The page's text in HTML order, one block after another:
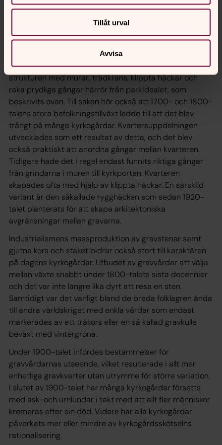
Tillåt urval
Avvisa
Linjegraven avskaffades i 1964 års gravrättslag.
1900- och 2000-talets kyrkogårdar
De kyrkogårdar vi ser idag har vanligen fått sin form
under det sena 1800-talet. Den ganska strama
strukturen med murar, trädkrans, klippta häckar och
raka prydliga gångar härrör från parkidealet, som
beskrivits ovan. Till saken hör också att 1700- och 1800-
talens stora befolkningstillväxt ledde till att det blev
trångt på många kyrkogårdar. Kvartersuppdelningen
utvecklades som ett resultat av detta, och det blev
också praktiskt att anordna gångar mellan kvarteren.
Tidigare hade det i regel endast funnits riktiga gångar
från grindarna i muren till kyrkporten. Kvarteren
skapades ofta med hjälp av klippta häckar. En särskild
variant är den såkallade rygghäcken som sedan 1920-
talet planterats för att skapa arkitektoniska
avgränsningar mellan gravarna.
Industrialismens massproduktion av gravstenar samt
gjutna kors och staket bidrar också stort till karaktären
på dagens kyrkogårdar. Utbudet av gravvårdar att välja
mellan växte snabbt under 1800-talets sista decennier
och det var inte längre lika dyrt att resa en sten.
Samtidigt var det vanligt bland de breda folklagren ända
till andra världskriget med enkla vårdar som endast
markerades av ett träkors eller en så kallad gravkulle
beväxt med vintergröna.
Under 1900-talet infördes bestämmelser för
gravvårdarnas utseende, vilket resulterade i allt mer
enhetliga gravkvarter utan utrymme för större variation.
I slutet av 1900-talet har många kyrkogårdar försetts
med ask-och urnlundar i takt med att allt fler människor
kremeras efter sin död. Vidare har alla kyrkogårdar
påverkats mer eller mindre av kyrkogårdsskötselns
rationalisering.